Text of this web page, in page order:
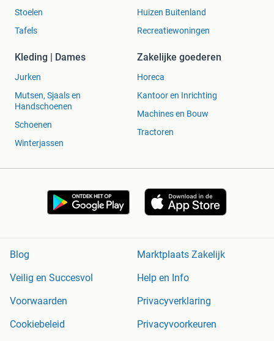
Stoelen
Tafels
Huizen Buitenland
Recreatiewoningen
Kleding | Dames
Jurken
Mutsen, Sjaals en
Handschoenen
Schoenen
Winterjassen
Zakelijke goederen
Horeca
Kantoor en Inrichting
Machines en Bouw
Tractoren
Blog
Marktplaats Zakelijk
Veilig en Succesvol
Help en Info
Voorwaarden
Privacyverklaring
Cookiebeleid
Privacyvoorkeuren